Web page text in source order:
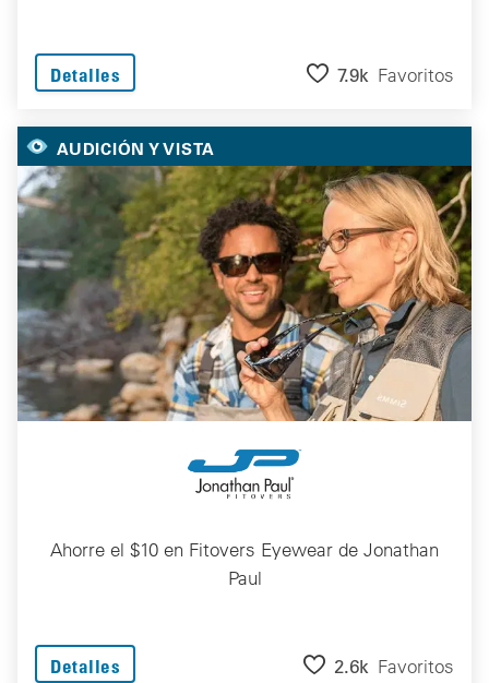
Detalles 7.9k Favoritos
AUDICIÓN Y VISTA
Ahorre el $10 en Fitovers Eyewear de Jonathan
Paul
Detalles 2.6k Favoritos